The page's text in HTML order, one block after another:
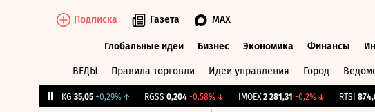
Подписка Газета MAX
Глобальные идеи Бизнес Экономика Финансы
ВЕДЫ Правила торговли Идеи управления Город
35,05 +0,29%↑ RGSS 0,204 -0,58%↓ IMOEX 2 281,31 -0,2%↓ RTSI 874,64